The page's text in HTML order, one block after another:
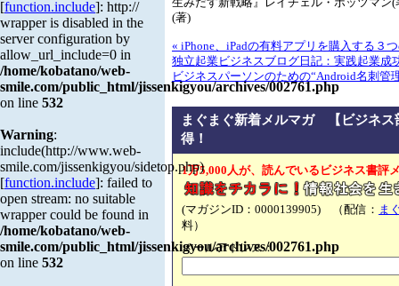
生みだす新戦略』レイチェル・ボッツマン
(著)
« iPhone、iPadの有料アプリを購入する３
独立起業ビジネスブログ日記：実践起業成
ビジネスパーソンのための“Android名刺管
まぐまぐ新着メルマガ 【ビジネ
得！
1万5,000人が、読んでいるビジネス書評
(マガジンID：0000139905) （配信： ま
料）
メールアドレス：
[function.include]: http://
wrapper is disabled in the
server configuration by
allow_url_include=0 in
/home/kobatano/web-
smile.com/public_html/jissenkigyou/archives/002761.php
on line 532
Warning:
include(http://www.web-
smile.com/jissenkigyou/sidetop.php)
[function.include]: failed to
open stream: no suitable
wrapper could be found in
/home/kobatano/web-
smile.com/public_html/jissenkigyou/archives/002761.php
on line 532